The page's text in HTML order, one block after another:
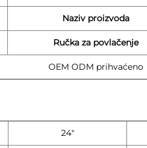
Naziv proizvoda
Ručka za povlačenje
OEM ODM prihvaćeno
24"